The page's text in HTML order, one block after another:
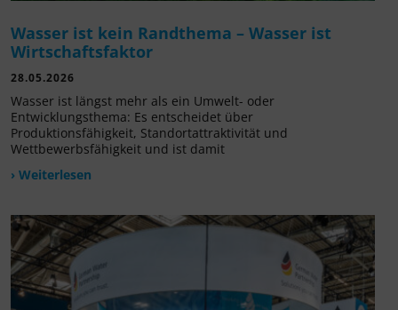
Wasser ist kein Randthema – Wasser ist
Wirtschaftsfaktor
28.05.2026
Wasser ist längst mehr als ein Umwelt- oder
Entwicklungsthema: Es entscheidet über
Produktionsfähigkeit, Standortattraktivität und
Wettbewerbsfähigkeit und ist damit
› Weiterlesen